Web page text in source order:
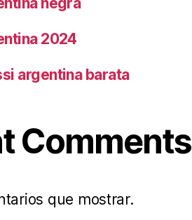
2024
argentina barata
Comments
que mostrar.